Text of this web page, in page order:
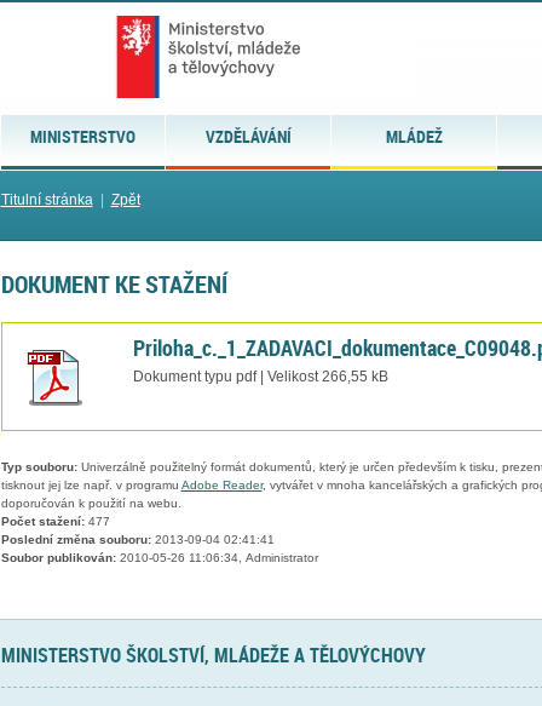
MINISTERSTVO VZDĚLÁVÁNÍ MLÁDEŽ
Titulní stránka| Zpět
DOKUMENT KE STAŽENÍ
Dokument typu pdf | Velikost 266,55 kB
Typ souboru:Univerzálně použitelný formát dokumentů, který je určen především k tisku,
tisknout jej lze např. v programu Adobe Reader, vytvářet v mnoha kancelářských a grafických
doporučován k použití na webu.
Počet stažení:477
Poslední změna souboru:2013-09-04 02:41:41
Soubor publikován:2010-05-26 11:06:34, Administrator
MINISTERSTVO ŠKOLSTVÍ, MLÁDEŽE A TĚLOVÝCHOVY